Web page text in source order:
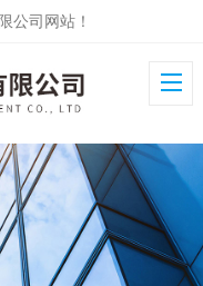
公司网站！